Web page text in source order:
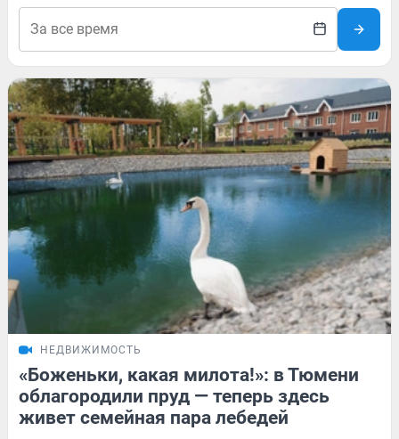
НЕДВИЖИМОСТЬ
«Боженьки, какая милота!»: в Тюмени
облагородили пруд — теперь здесь
живет семейная пара лебедей